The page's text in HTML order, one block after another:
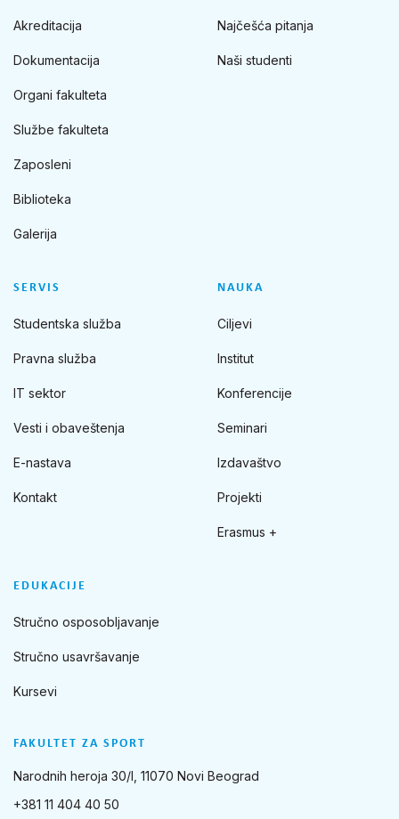
FAKULTET ZA SPORT
Narodnih heroja 30/I, 11070 Novi Beograd
+381 11 404 40 50
Akreditacija
Dokumentacija
Organi fakulteta
Službe fakulteta
Zaposleni
Biblioteka
Galerija
Najčešća pitanja
Naši studenti
SERVIS
Studentska služba
Pravna služba
IT sektor
Vesti i obaveštenja
E-nastava
Kontakt
NAUKA
Ciljevi
Institut
Konferencije
Seminari
Izdavaštvo
Projekti
Erasmus +
EDUKACIJE
Stručno osposobljavanje
Stručno usavršavanje
Kursevi